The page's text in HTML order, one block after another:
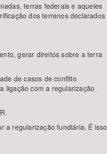
terras federais e aqueles
dos terrenos declarados
gerar direitos sobre a terra
de casos de conflito
ligação com a regularização
a regularização fundiária. É isso